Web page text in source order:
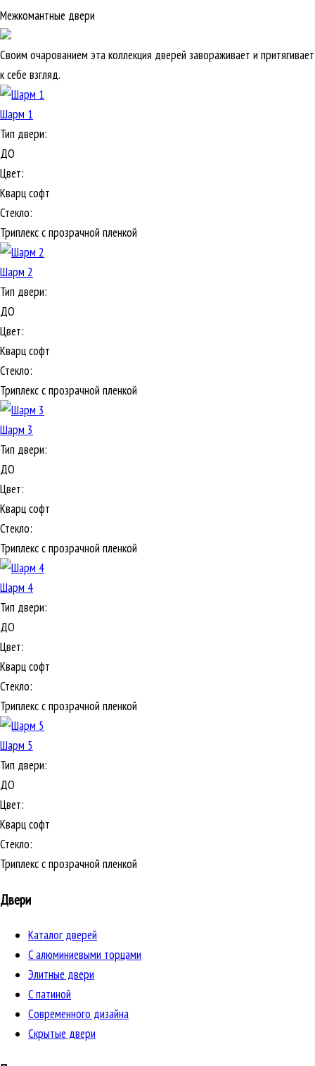
Межкомантные двери
Своим очарованием эта коллекция дверей завораживает и притягивает
к себе взгляд.
Шарм 1
Тип двери:
ДО
Цвет:
Кварц софт
Стекло:
Триплекс с прозрачной пленкой
Шарм 2
Тип двери:
ДО
Цвет:
Кварц софт
Стекло:
Триплекс с прозрачной пленкой
Шарм 3
Тип двери:
ДО
Цвет:
Кварц софт
Стекло:
Триплекс с прозрачной пленкой
Шарм 4
Тип двери:
ДО
Цвет:
Кварц софт
Стекло:
Триплекс с прозрачной пленкой
Шарм 5
Тип двери:
ДО
Цвет:
Кварц софт
Стекло:
Триплекс с прозрачной пленкой
Двери
Каталог дверей
C алюминиевыми торцами
Элитные двери
C патиной
Cовременного дизайна
Скрытые двери